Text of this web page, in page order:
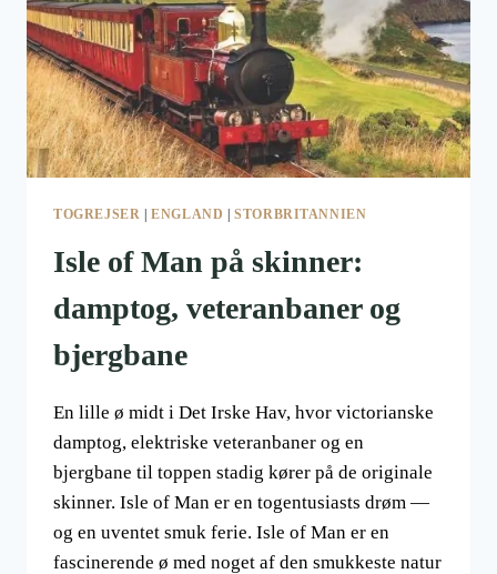
TOGREJSER |ENGLAND |STORBRITANNIEN
Isle of Man på skinner:
damptog, veteranbaner og
bjergbane
En lille ø midt i Det Irske Hav, hvor victorianske
damptog, elektriske veteranbaner og en
bjergbane til toppen stadig kører på de originale
skinner. Isle of Man er en togentusiasts drøm —
og en uventet smuk ferie. Isle of Man er en
fascinerende ø med noget af den smukkeste natur